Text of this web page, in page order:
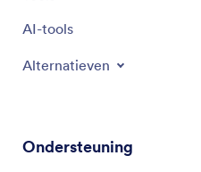
AI-tools
Alternatieven
Ondersteuning